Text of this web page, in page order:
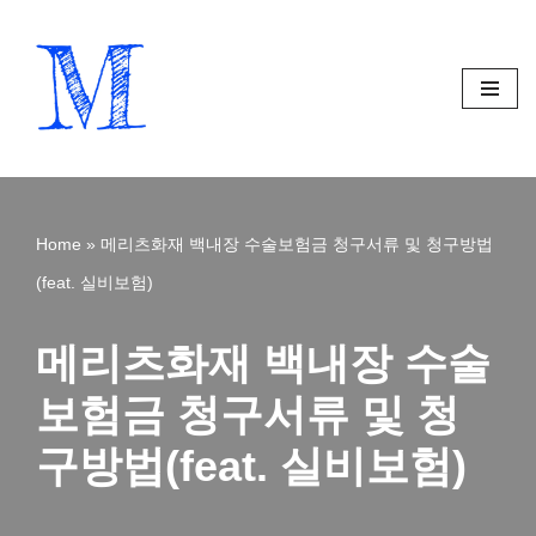
Skip
Home » 메리츠화재 백내장 수술보험금 청구서류 및 청구방법
(feat. 실비보험)
메리츠화재 백내장 수술
보험금 청구서류 및 청
구방법(feat. 실비보험)